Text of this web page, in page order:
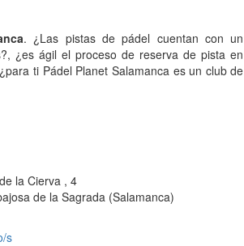
. ¿Las pistas de pádel cuentan con un
¿es ágil el proceso de reserva de pista en
ti Pádel Planet Salamanca es un club de
la Cierva , 4
de la Sagrada (Salamanca)
s